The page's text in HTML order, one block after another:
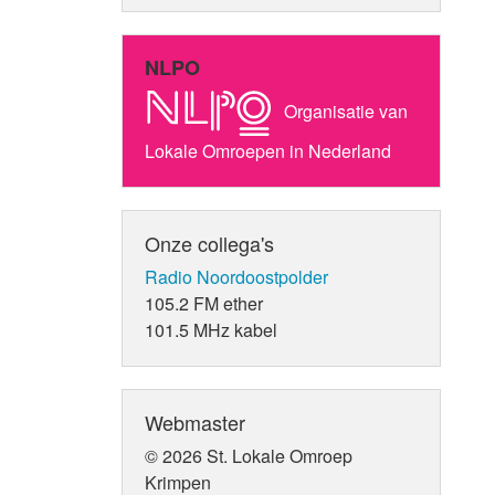
NLPO
Organisatie van
Lokale Omroepen in Nederland
Onze collega's
Radio Noordoostpolder
105.2 FM ether
101.5 MHz kabel
Webmaster
© 2026 St. Lokale Omroep
Krimpen